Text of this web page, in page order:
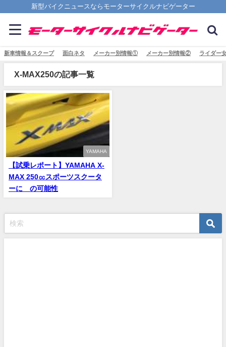
新型バイクニュースならモーターサイクルナビゲーター
新車情報＆スクープ 面白ネタ メーカー別情報① メーカー別情報② ライダー
X-MAX250の記事一覧
YAMAHA
【試乗レポート】YAMAHA X-
MAX 250㏄スポーツスクータ
ーに∞の可能性